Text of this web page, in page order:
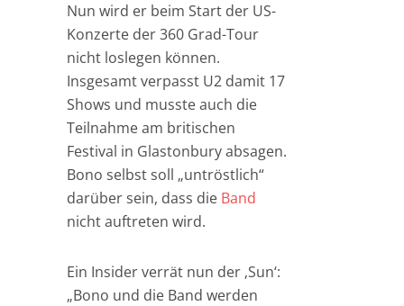
Nun wird er beim Start der US-
Konzerte der 360 Grad-Tour
nicht loslegen können.
Insgesamt verpasst U2 damit 17
Shows und musste auch die
Teilnahme am britischen
Festival in Glastonbury absagen.
Bono selbst soll „untröstlich“
darüber sein, dass die Band
nicht auftreten wird.
Ein Insider verrät nun der ‚Sun‘:
„Bono und die Band werden